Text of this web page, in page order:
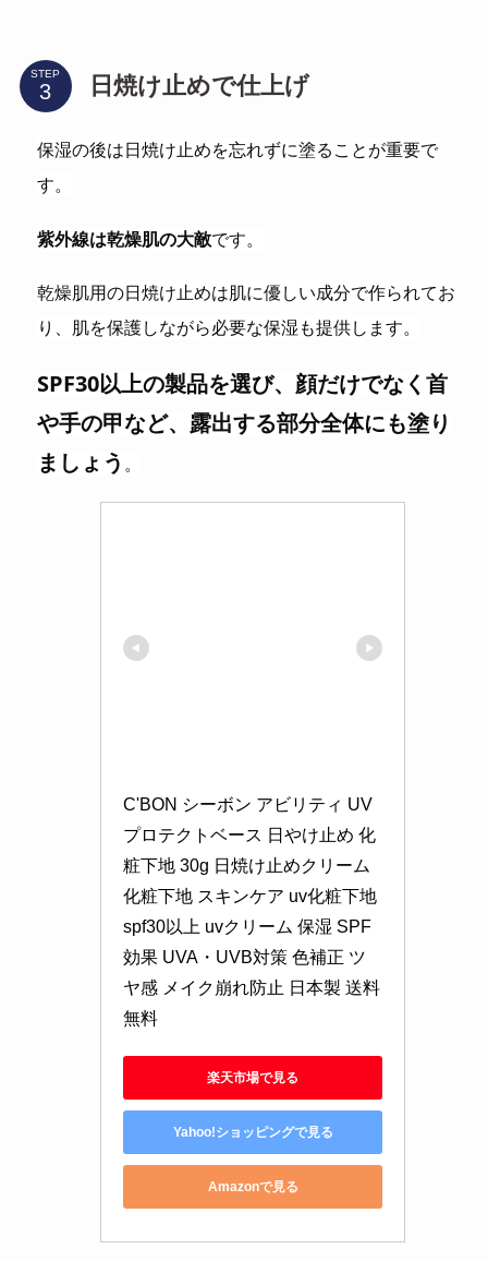
STEP 日焼け止めで仕上げ
保湿の後は日焼け止めを忘れずに塗ることが重要で
す。
紫外線は乾燥肌の大敵です。
乾燥肌用の日焼け止めは肌に優しい成分で作られてお
り、肌を保護しながら必要な保湿も提供します。
SPF30以上の製品を選び、顔だけでなく首
や手の甲など、露出する部分全体にも塗り
ましょう 。
C'BON シーボン アビリティ UV
プロテクトベース 日やけ止め 化
粧下地 30g 日焼け止めクリーム
化粧下地 スキンケア uv化粧下地
spf30以上 uvクリーム 保湿 SPF
効果 UVA・UVB対策 色補正 ツ
ヤ感 メイク崩れ防止 日本製 送料
無料
楽天市場で見る
Yahoo!ショッピングで見る
Amazonで見る